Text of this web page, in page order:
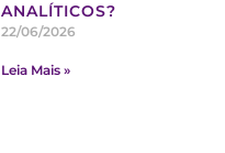
ANALÍTICOS?
22/06/2026
Leia Mais »